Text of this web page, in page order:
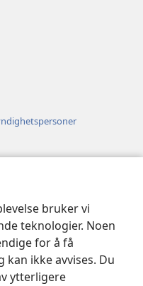
bruker vi
teknologier. Noen
for å få
ikke avvises. Du
ytterligere